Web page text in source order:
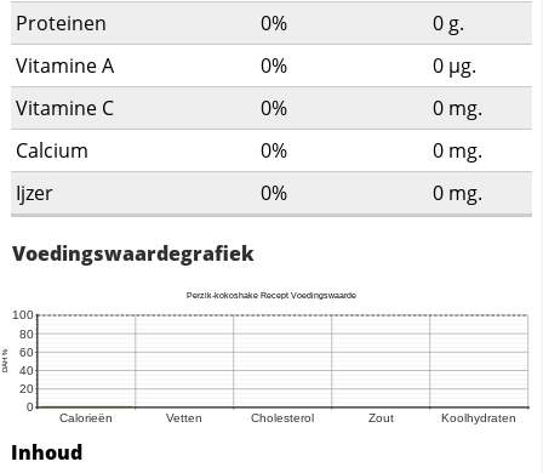
Proteinen 0% 0g.
Vitamine A
0% 0 µg.
Vitamine C
0% 0 mg.
Calcium
0% 0 mg.
Ijzer
0% 0 mg.
Voedingswaardegrafiek
Inhoud